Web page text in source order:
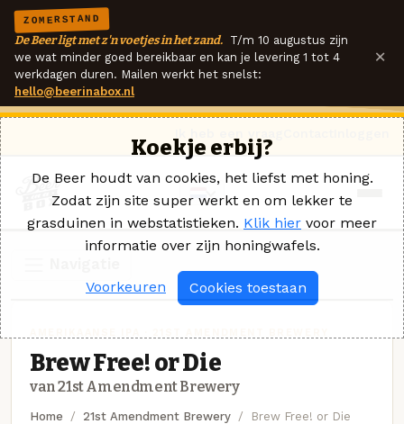
ZOMERSTAND
De Beer ligt met z'n voetjes in het zand. T/m 10 augustus zijn
we wat minder goed bereikbaar en kan je levering 1 tot 4
werkdagen duren. Mailen werkt het snelst:
hello@beerinabox.nl
×
Brew Free! or Die
van 21st Amendment Brewery
Home 21st Amendment Brewery Brew Free! or Die
Koekje erbij?
De Beer houdt van cookies, het liefst met honing.
Zodat zijn site super werkt en om lekker te
grasduinen in webstatistieken. Klik hier voor meer
informatie over zijn honingwafels.
Voorkeuren Cookies toestaan